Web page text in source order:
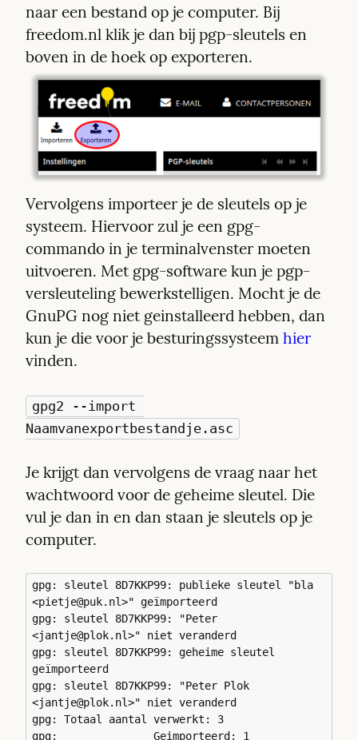
naar een bestand op je computer. Bij
freedom.nl klik je dan bij pgp-sleutels en
boven in de hoek op exporteren.
Vervolgens importeer je de sleutels op je
systeem. Hiervoor zul je een gpg-
commando in je terminalvenster moeten
uitvoeren. Met gpg-software kun je pgp-
versleuteling bewerkstelligen. Mocht je de
GnuPG nog niet geinstalleerd hebben, dan
kun je die voor je besturingssysteem hier
vinden.
gpg2 --import
Naamvanexportbestandje.asc
Je krijgt dan vervolgens de vraag naar het
wachtwoord voor de geheime sleutel. Die
vul je dan in en dan staan je sleutels op je
computer.
gpg: sleutel 8D7KKP99: publieke sleutel "bla
<pietje@puk.nl>" geïmporteerd
gpg: sleutel 8D7KKP99: "Peter
<jantje@plok.nl>" niet veranderd
gpg: sleutel 8D7KKP99: geheime sleutel
geïmporteerd
gpg: sleutel 8D7KKP99: "Peter Plok
<jantje@plok.nl>" niet veranderd
gpg: Totaal aantal verwerkt: 3
gpg:               Geimporteerd: 1